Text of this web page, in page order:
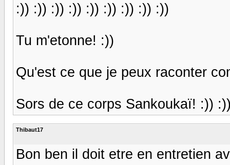
:)) :)) :)) :)) :)) :)) :)) :)) :))
Tu m'etonne! :))
Qu'est ce que je peux raconter
Sors de ce corps Sankoukaï! :))
Thibaut17
Bon ben il doit etre en entretien